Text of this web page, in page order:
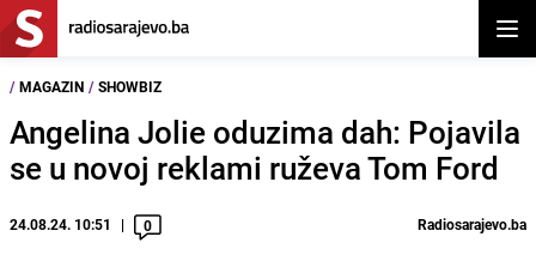
/ MAGAZIN / SHOWBIZ
Angelina Jolie oduzima dah: Pojavila
se u novoj reklami ruževa Tom Ford
24.08.24. 10:51 0 Radiosarajevo.ba